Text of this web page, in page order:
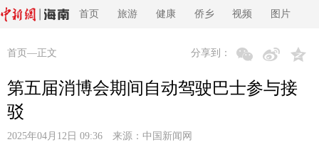
首页 旅游 健康 侨乡 视频 图片
首页 —正文 分享到：
第五届消博会期间自动驾驶巴士参与接
驳
2025年04月12日 09:36 来源： 中国新闻网